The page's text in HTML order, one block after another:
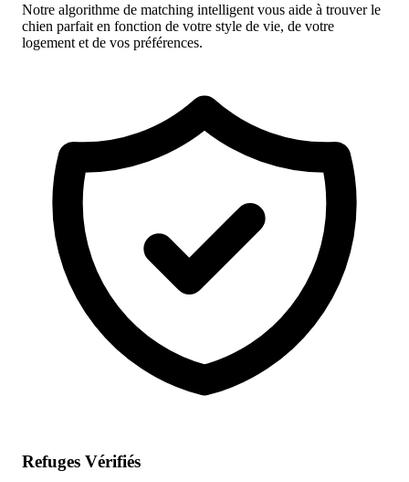
Notre algorithme de matching intelligent vous aide à trouver le
chien parfait en fonction de votre style de vie, de votre
logement et de vos préférences.
Refuges Vérifiés